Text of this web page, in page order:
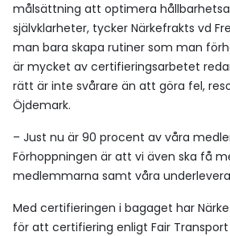
målsättning att optimera
självklarheter, tycker Närkefrakts vd
man bara skapa rutiner som man
är mycket av certifieringsarbetet
rätt är inte svårare än att göra fel,
Öjdemark.
– Just nu är 90 procent av våra
Förhoppningen är att vi även ska få
medlemmarna samt våra
Med certifieringen i bagaget har
för att certifiering enligt Fair